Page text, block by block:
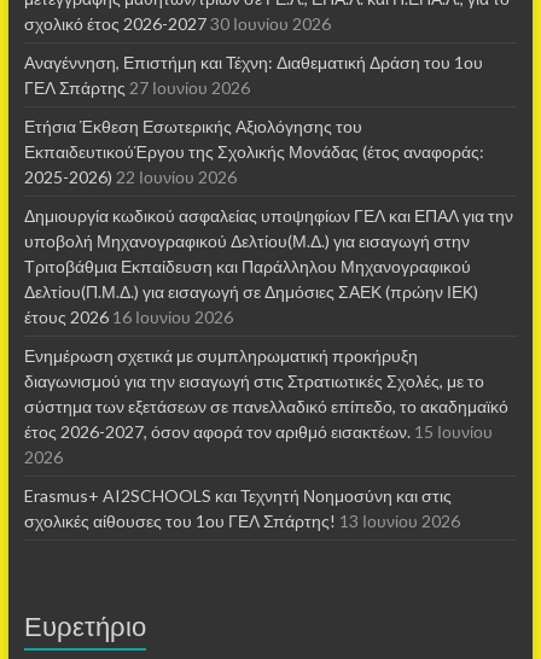
σχολικό έτος 2026-202730 Ιουνίου 2026
Αναγέννηση, Επιστήμη και Τέχνη: Διαθεματική Δράση του 1ου
ΓΕΛ Σπάρτης 27 Ιουνίου 2026
Ετήσια Έκθεση Εσωτερικής Αξιολόγησης του
ΕκπαιδευτικούΈργου της Σχολικής Μονάδας (έτος αναφοράς:
2025-2026) 22 Ιουνίου 2026
Δημιουργία κωδικού ασφαλείας υποψηφίων ΓΕΛ και ΕΠΑΛ για την
υποβολή Μηχανογραφικού Δελτίου(Μ.Δ.) για εισαγωγή στην
Τριτοβάθμια Εκπαίδευση και Παράλληλου Μηχανογραφικού
Δελτίου(Π.Μ.Δ.) για εισαγωγή σε Δημόσιες ΣΑΕΚ (πρώην ΙΕΚ)
έτους 2026 16 Ιουνίου 2026
Ενημέρωση σχετικά με συμπληρωματική προκήρυξη
διαγωνισμού για την εισαγωγή στις Στρατιωτικές Σχολές, με το
σύστημα των εξετάσεων σε πανελλαδικό επίπεδο, το ακαδημαϊκό
έτος 2026-2027, όσον αφορά τον αριθμό εισακτέων. 15 Ιουνίου
2026
Erasmus+ AI2SCHOOLS και Τεχνητή Νοημοσύνη και στις
σχολικές αίθουσες τoυ 1ου ΓΕΛ Σπάρτης! 13 Ιουνίου 2026
Ευρετήριο